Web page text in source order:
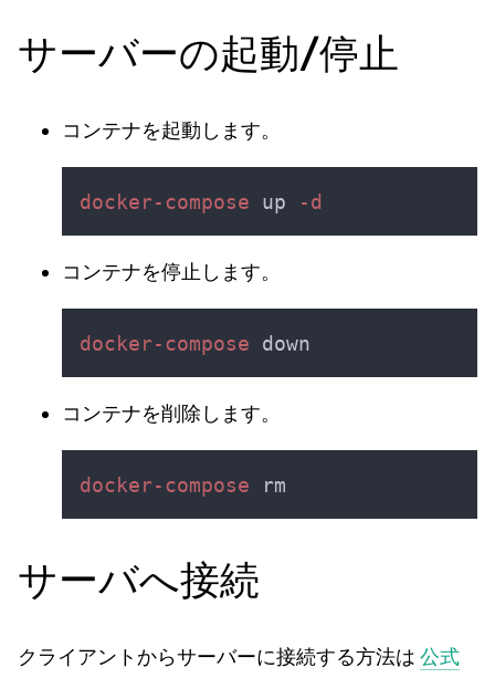
サーバーの起動/停止
コンテナを起動します。
docker-compose up
コンテナを停止します。
docker-compose
コンテナを削除します。
docker-compose
サーバへ接続
クライアントからサーバーに接続する方法は 公式